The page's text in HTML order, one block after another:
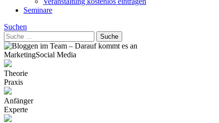
Seminare
Suchen
MarketingSocial Media
Theorie
Praxis
Anfänger
Experte